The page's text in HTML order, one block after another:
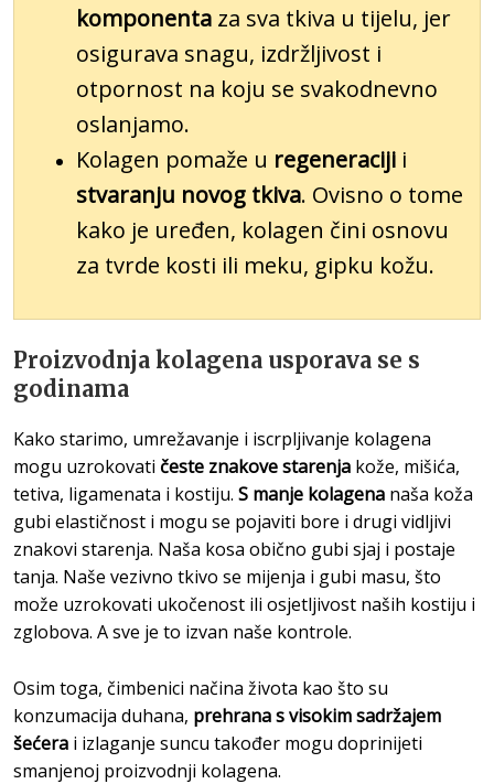
komponentaza sva tkiva u tijelu, jer
osigurava snagu, izdržljivost i
otpornost na koju se svakodnevno
oslanjamo.
Kolagen pomaže u regeneracijii
stvaranju novog tkiva. Ovisno o tome
kako je uređen, kolagen čini osnovu
za tvrde kosti ili meku, gipku kožu.
Proizvodnja kolagena usporava se s
godinama
Kako starimo, umrežavanje i iscrpljivanje kolagena
mogu uzrokovati česte znakove starenjakože, mišića,
tetiva, ligamenata i kostiju. S manje kolagenanaša koža
gubi elastičnost i mogu se pojaviti bore i drugi vidljivi
znakovi starenja. Naša kosa obično gubi sjaj i postaje
tanja. Naše vezivno tkivo se mijenja i gubi masu, što
može uzrokovati ukočenost ili osjetljivost naših kostiju i
zglobova. A sve je to izvan naše kontrole.
Osim toga, čimbenici načina života kao što su
konzumacija duhana, prehrana s visokim sadržajem
šećerai izlaganje suncu također mogu doprinijeti
smanjenoj proizvodnji kolagena.